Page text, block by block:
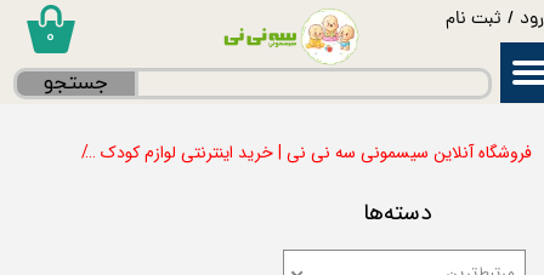
/ ثبت نام
حساب کاربری من
سفارشات
۰
جستجو
فروشگاه آنلاین سیسمونی سه نی نی | خرید اینترنتی لوازم کودک
دسته‌ها